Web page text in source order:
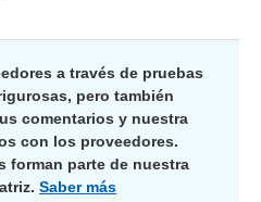
a través de pruebas
pero también
comentarios y nuestra
con los proveedores.
forman parte de nuestra
Saber más